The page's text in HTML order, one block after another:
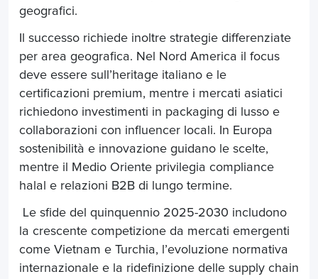
geografici.
Il successo richiede inoltre strategie differenziate
per area geografica. Nel Nord America il focus
deve essere sull’heritage italiano e le
certificazioni premium, mentre i mercati asiatici
richiedono investimenti in packaging di lusso e
collaborazioni con influencer locali. In Europa
sostenibilità e innovazione guidano le scelte,
mentre il Medio Oriente privilegia compliance
halal e relazioni B2B di lungo termine.
Le sfide del quinquennio 2025-2030 includono
la crescente competizione da mercati emergenti
come Vietnam e Turchia, l’evoluzione normativa
internazionale e la ridefinizione delle supply chain